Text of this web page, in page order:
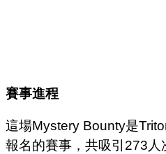
賽事進程
這場Mystery Bounty是
報名的賽事，共吸引273人